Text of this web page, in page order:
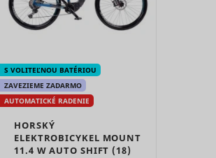
S VOLITEĽNOU BATÉRIOU
ZAVEZIEME ZADARMO
AUTOMATICKÉ RADENIE
HORSKÝ
ELEKTROBICYKEL MOUNT
11.4 W AUTO SHIFT (18)